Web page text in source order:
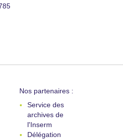
Nos partenaires :
Service des
archives de
l'Inserm
Délégation